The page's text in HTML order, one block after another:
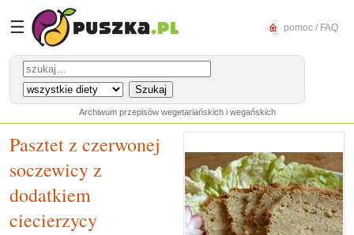
☰ pomoc / FAQ
Archiwum przepisów wegetariańskich i wegańskich
Pasztet z czerwonej
soczewicy z
dodatkiem
ciecierzycy